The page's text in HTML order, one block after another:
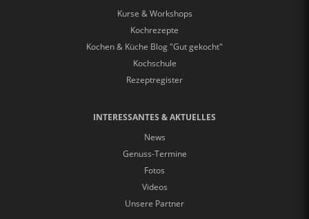
Kurse & Workshops
Kochrezepte
Kochen & Küche Blog "Gut gekocht"
Kochschule
Rezeptregister
INTERESSANTES & AKTUELLES
News
Genuss-Termine
Fotos
Videos
Unsere Partner